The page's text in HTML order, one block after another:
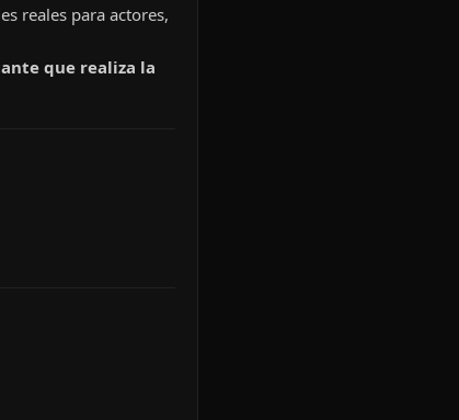
reales para actores,
que realiza la